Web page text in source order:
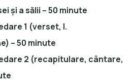
și a sălii – 50 minute
1 (verset, l.
– 50 minute
2 (recapitulare, cântare,